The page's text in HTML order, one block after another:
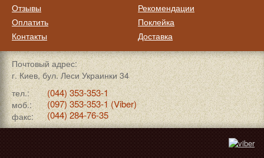
Отзывы
Оплатить
Контакты
Рекомендации
Поклейка
Доставка
Почтовый адрес:
г. Киев, бул. Леси Украинки 34
тел.:
(044) 353-353-1
моб.: (097) 353-353-1 (Viber)
факс: (044) 284-76-35